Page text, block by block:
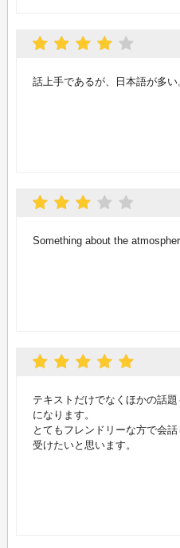
話上手であるが、日本語が多い
Something about the
テキストだけでなくほかの話
になります。
とてもフレンドリーな方で会
受けたいと思います。